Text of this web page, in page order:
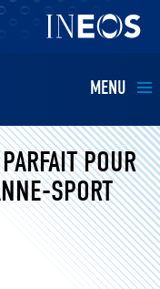
MENU
POUR
SPORT